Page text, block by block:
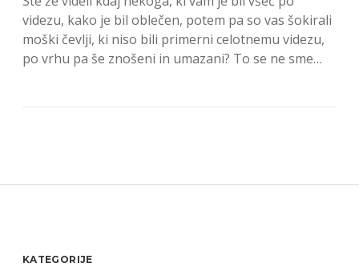
videzu, kako je bil oblečen, potem pa so vas šokirali
moški čevlji, ki niso bili primerni celotnemu videzu,
po vrhu pa še znošeni in umazani? To se ne sme…
KATEGORIJE